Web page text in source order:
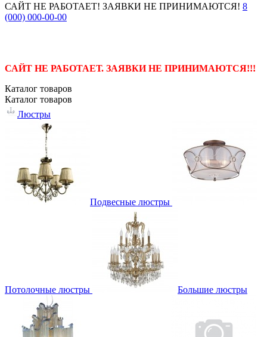
САЙТ НЕ РАБОТАЕТ! ЗАЯВКИ НЕ ПРИНИМАЮТСЯ! 8
(000) 000-00-00
САЙТ НЕ РАБОТАЕТ. ЗАЯВКИ НЕ ПРИНИМАЮТСЯ!!!
Каталог товаров
Каталог товаров
Люстры
Подвесные люстры
Потолочные люстры Большие люстры